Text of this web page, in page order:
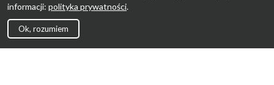
informacji: polityka prywatności.
Ok, rozumiem